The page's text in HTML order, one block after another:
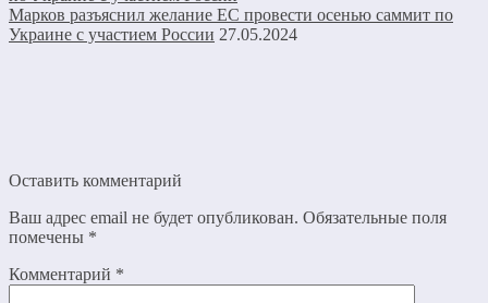
Марков разъяснил желание ЕС провести осенью саммит по
Украине с участием России 27.05.2024
Оставить комментарий
Ваш адрес email не будет опубликован. Обязательные поля
помечены *
Комментарий *